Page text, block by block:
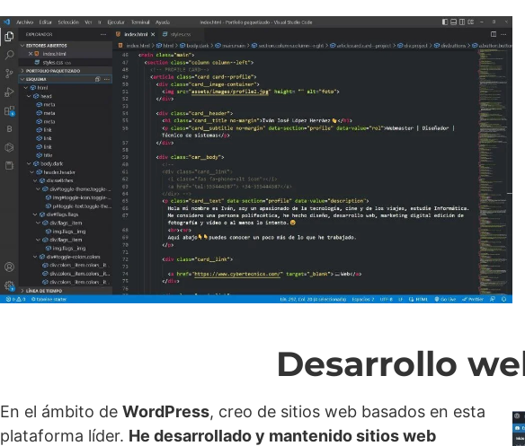
Desarrollo
En el ámbito de WordPress, creo de sitios web basados en esta
plataforma líder. He desarrollado y mantenido sitios web